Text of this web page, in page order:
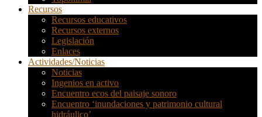
Recursos
Recursos educativos
Recursos externos
Legislación
Enlaces
Actividades/Noticias
Noticias
Ingenios en activo
Encuentro ecos del paisaje sonoro
Encuentro ‘inundaciones y patrimonio cultural
hidráulico’